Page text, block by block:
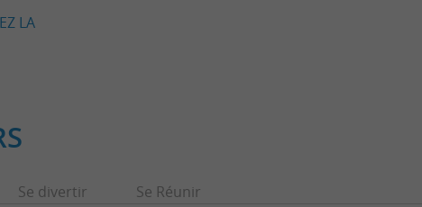
LA
Se divertir Se Réunir